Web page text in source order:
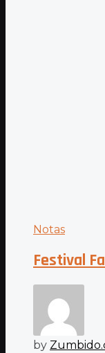
Notas
Festival
by